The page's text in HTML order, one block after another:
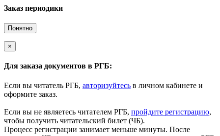
Заказ периодики
Понятно
×
Для заказа документов в РГБ:
Если вы читатель РГБ, авторизуйтесь в личном кабинете и
оформите заказ.
Если вы не являетесь читателем РГБ, пройдите регистрацию,
чтобы получить читательский билет (ЧБ).
Процесс регистрации занимает меньше минуты. После